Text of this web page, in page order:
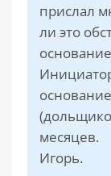
прислал
ли это
месяцев.
Игорь.